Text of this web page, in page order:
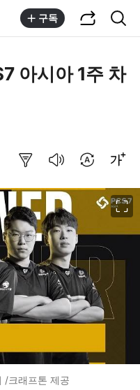
구독
아시아 1주 차
/크래프톤 제공